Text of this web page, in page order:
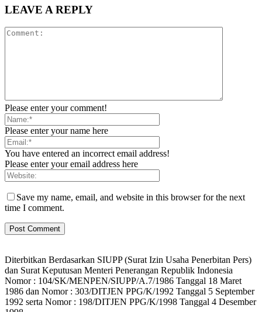
LEAVE A REPLY
Please enter your comment!
Please enter your name here
You have entered an incorrect email address!
Please enter your email address here
Save my name, email, and website in this browser for the next
time I comment.
Diterbitkan Berdasarkan SIUPP (Surat Izin Usaha Penerbitan Pers)
dan Surat Keputusan Menteri Penerangan Republik Indonesia
Nomor : 104/SK/MENPEN/SIUPP/A.7/1986 Tanggal 18 Maret
1986 dan Nomor : 303/DITJEN PPG/K/1992 Tanggal 5 September
1992 serta Nomor : 198/DITJEN PPG/K/1998 Tanggal 4 Desember